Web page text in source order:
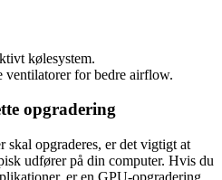
kølesystem.
ventilatorer for bedre airflow.
opgradering
skal opgraderes, er det vigtigt at
udfører på din computer. Hvis du